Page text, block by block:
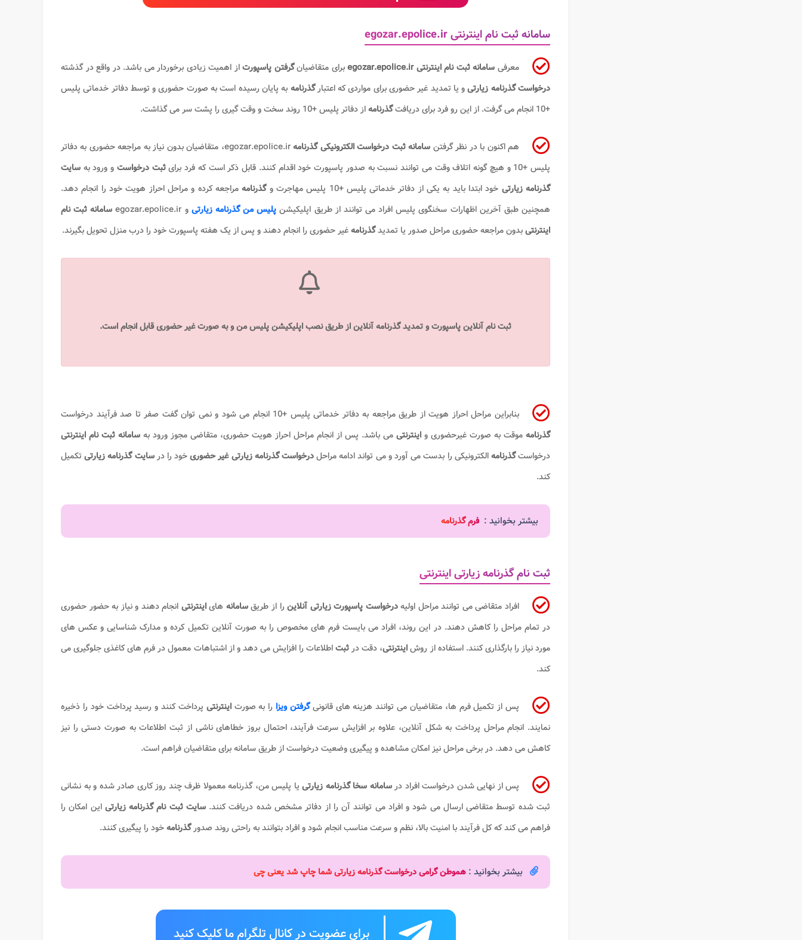
سامانه ثبت نام اینترنتی egozar.epolice.ir
معرفی سامانه ثبت نام اینترنتی egozar.epolice.ir برای متقاضیانگرفتن پاسپورتاز اهمیت زیادی برخوردار می باشد. در واقع در گذشته
درخواست گذرنامه زیارتی​و یا تمدید غیر حضوری برای مواردی که اعتبارگذرنامه به پایان رسیده است به صورت حضوری و توسط دفاتر خدماتی پلیس
+10 انجام می گرفت. از این رو فرد برای دریافت
گذرنامهاز دفاتر پلیس +10 روند سخت و وقت گیری را پشت سر می گذاشت.
هم اکنون با در نظر گرفتن سامانه ثبت درخواست الکترونیکی گذرنامه
egozar.epolice.ir، متقاضیان بدون نیاز به مراجعه حضوری به دفاتر
پلیس +10 و هیچ گونه اتلاف وقت می توانند نسبت به صدور پاسپورت خود اقدام کنند. قابل ذکر است که فرد برای
ثبت درخواست و ورود به سایت
گذرنامه زیارتی خود ابتدا باید به یکی از دفاتر خدماتی پلیس +10 پلیس مهاجرت و گذرنامهمراجعه کرده و مراحل احراز هویت خود را انجام دهد.
همچنین طبق آخرین اظهارات سخنگوی پلیس افراد می توانند از طریق اپلیکیشن پلیس من گذرنامه زیارتی و egozar.epolice.ir
سامانه ثبت نام
اینترنتیبدون مراجعه حضوری مراحل صدور یا تمدیدگذرنامهغیر حضوری را انجام دهند و پس از یک هفته پاسپورت خود را درب منزل تحویل بگیرند.
ثبت نام آنلاین پاسپورت و تمدید گذرنامه آنلاین از طریق نصب اپلیکیشن پلیس من و به صورت غیر حضوری قابل انجام است.
بنابراین مراحل احراز هویت از طریق مراجعه به دفاتر خدماتی پلیس +10 انجام می شود و نمی توان گفت صفر تا صد فرآیند درخواست
گذرنامه موقت به صورت غیرحضوری و اینترنتی می باشد. پس از انجام مراحل احراز هویت حضوری، متقاضی مجوز ورود به سامانه ثبت نام اینترنتی
درخواستگذرنامهالکترونیکی را بدست می آورد و می تواند ادامه مراحلدرخواست گذرنامه زیارتی غیر حضوریخود را درسایت گذرنامه زیارتی تکمیل
کند.
بیشتر بخوانید : فرم گذرنامه
ثبت نام گذرنامه زیارتی اینترنتی
افراد متقاضی می توانند مراحل اولیهدرخواست پاسپورت زیارتی آنلاین را از طریقسامانه هایاینترنتی انجام دهند و نیاز به حضور حضوری
در تمام مراحل را کاهش دهند. در این روند، افراد می بایست فرم های مخصوص را به صورت آنلاین تکمیل کرده و مدارک شناسایی و عکس های
مورد نیاز را بارگذاری کنند. استفاده از روشاینترنتی، دقت درثبتاطلاعات را افزایش می دهد و از اشتباهات معمول در فرم های کاغذی جلوگیری می
کند.
پس از تکمیل فرم ها، متقاضیان می توانند هزینه های قانونیگرفتن ویزا را به صورتاینترنتی پرداخت کنند و رسید پرداخت خود را ذخیره
نمایند. انجام مراحل پرداخت به شکل آنلاین، علاوه بر افزایش سرعت فرآیند، احتمال بروز خطاهای ناشی از ثبت اطلاعات به صورت دستی را نیز
کاهش می دهد. در برخی مراحل نیز امکان مشاهده و پیگیری وضعیت درخواست از طریق سامانه برای متقاضیان فراهم است.
پس از نهایی شدن درخواست افراد درسامانه سخا گذرنامه زیارتی یا پلیس من، گذرنامه معمولا ظرف چند روز کاری صادر شده و به نشانی
ثبت‌ شده توسط متقاضی ارسال می‌ شود و افراد می توانند آن را از دفاتر مشخص شده دریافت کنند.سایت ثبت نام گذرنامه زیارتیاین امکان را
فراهم می کند که کل فرآیند با امنیت بالا، نظم و سرعت مناسب انجام شود و افراد بتوانند به راحتی روند صدورگذرنامهخود را پیگیری کنند.
بیشتر بخوانید : هموطن گرامی درخواست گذرنامه زیارتی شما چاپ شد یعنی چی
برای عضویت در کانال تلگرام ما کلیک کنید